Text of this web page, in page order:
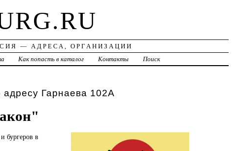
— АДРЕСА, ОРГАНИЗАЦИИ
Как попасть в каталог Контакты Поиск
Гарнаева 102А
бургеров в